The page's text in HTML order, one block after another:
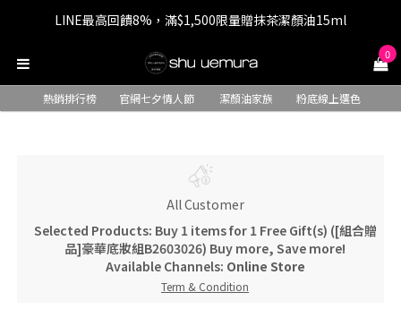
七夕情人節 全站9折，下單享免運+贈$200回購金
LINE最高回饋8%，滿$1,500限量贈抹茶潔顏油15ml
七夕情人節 全站9折，下單享免運+贈$200回購金 0
熱銷排行榜 官網七夕情人節 潔顏油家族 粉底線上選色
All Customer
Selected Products: Buy 1 items for 1 Free Gift(s) ([組合贈
品]豪華底妝組B2603026) Buy more, Save more!
Available Channels: Online Store
Term & Condition